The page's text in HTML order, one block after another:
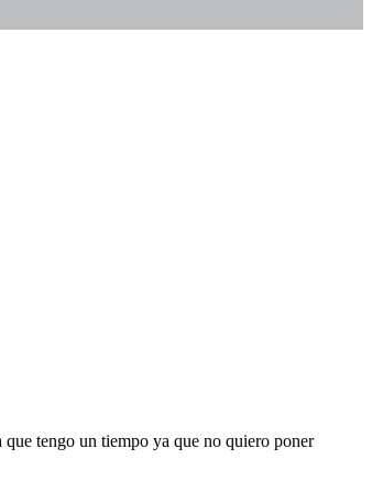
que tengo un tiempo ya que no quiero poner